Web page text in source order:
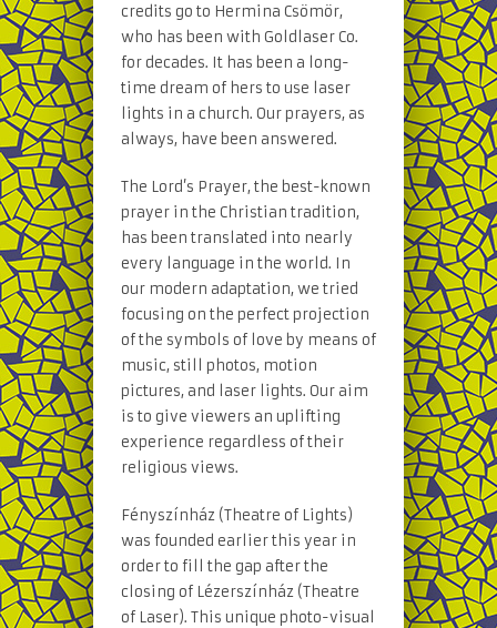
credits go to Hermina Csömör,
who has been with Goldlaser Co.
for decades. It has been a long-
time dream of hers to use laser
lights in a church. Our prayers, as
always, have been answered.
The Lord’s Prayer, the best-known
prayer in the Christian tradition,
has been translated into nearly
every language in the world. In
our modern adaptation, we tried
focusing on the perfect projection
of the symbols of love by means of
music, still photos, motion
pictures, and laser lights. Our aim
is to give viewers an uplifting
experience regardless of their
religious views.
Fényszínház (Theatre of Lights)
was founded earlier this year in
order to fill the gap after the
closing of Lézerszínház (Theatre
of Laser). This unique photo-visual